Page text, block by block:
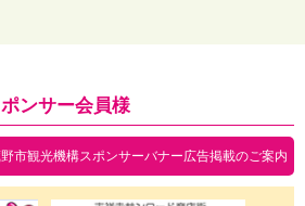
ンサー会員様
市観光機構スポンサーバナー広告掲載のご案内